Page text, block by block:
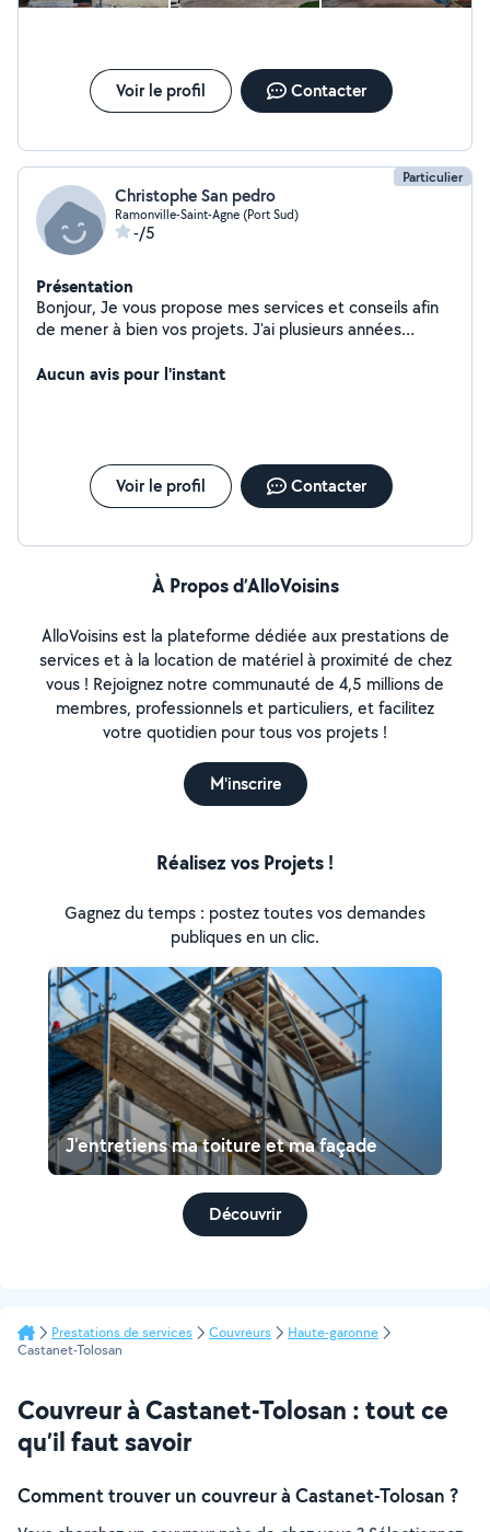
Voir le profil Contacter
Particulier
Christophe San pedro
Ramonville-Saint-Agne (Port Sud)
-/5
Présentation
Bonjour, Je vous propose mes services et conseils afin
de mener à bien vos projets. J'ai plusieurs années
enduit de façade - placo - carrelage - peinture -
toutes demandes. N'hésitez pas à me contacter
Cordialement Monsieur San Pedro
Aucun avis pour l'instant
Voir le profil Contacter
À Propos d’AlloVoisins
AlloVoisins est la plateforme dédiée aux prestations de
services et à la location de matériel à proximité de chez
vous ! Rejoignez notre communauté de 4,5 millions de
membres, professionnels et particuliers, et facilitez
votre quotidien pour tous vos projets !
M'inscrire
Réalisez vos Projets !
Gagnez du temps : postez toutes vos demandes
publiques en un clic.
J'entretiens ma toiture et ma façade
Découvrir
Prestations de services Couvreurs
Haute-garonne
Castanet-Tolosan
Couvreur à Castanet-Tolosan : tout ce
qu’il faut savoir
Comment trouver un couvreur à Castanet-Tolosan ?